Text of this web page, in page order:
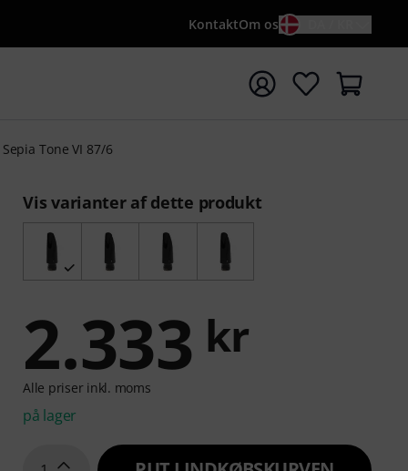
KontaktOm os
med søgeord {searchTerm}
Tone VI 87/6
Vis varianter af dette produkt
2.333 kr
Alle priser inkl. moms
på lager